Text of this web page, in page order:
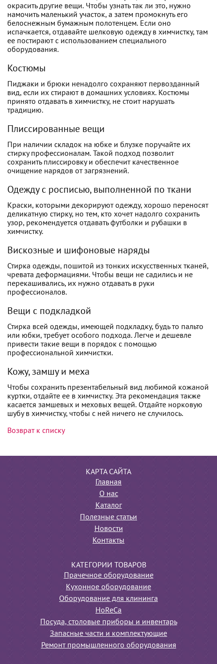
окрасить другие вещи. Чтобы узнать так ли это, нужно
намочить маленький участок, а затем промокнуть его
белоснежным бумажным полотенцем. Если оно
испачкается, отдавайте шелковую одежду в химчистку, там
ее постирают с использованием специального
оборудования.
Костюмы
Пиджаки и брюки ненадолго сохраняют первозданный
вид, если их стирают в домашних условиях. Костюмы
принято отдавать в химчистку, не стоит нарушать
традицию.
Плиссированные вещи
При наличии складок на юбке и блузке поручайте их
стирку профессионалам. Такой подход позволит
сохранить плиссировку и обеспечит качественное
очищение нарядов от загрязнений.
Одежду с росписью, выполненной по ткани
Краски, которыми декорируют одежду, хорошо переносят
деликатную стирку, но тем, кто хочет надолго сохранить
узор, рекомендуется отдавать футболки и рубашки в
химчистку.
Вискозные и шифоновые наряды
Стирка одежды, пошитой из тонких искусственных тканей,
чревата деформациями. Чтобы вещи не садились и не
перекашивались, их нужно отдавать в руки
профессионалов.
Вещи с подкладкой
Стирка всей одежды, имеющей подкладку, будь то пальто
или юбки, требует особого подхода. Легче и дешевле
привести такие вещи в порядок с помощью
профессиональной химчистки.
Кожу, замшу и меха
Чтобы сохранить презентабельный вид любимой кожаной
куртки, отдайте ее в химчистку. Эта рекомендация также
касается замшевых и меховых вещей. Отдайте норковую
шубу в химчистку, чтобы с ней ничего не случилось.
Возврат к списку
КАРТА САЙТА
Главная
О нас
Каталог
Полезные статьи
Новости
Контакты
КАТЕГОРИИ ТОВАРОВ
Прачечное оборудование
Кухонное оборудование
Оборудование для клининга
HoReCa
Посуда, столовые приборы и инвентарь
Запасные части и комплектующие
Ремонт промышленного оборудования